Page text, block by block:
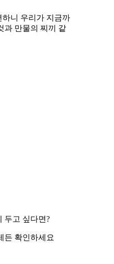
니 우리가 지금까
과 만물의 찌끼 같
두고 싶다면?
든 확인하세요